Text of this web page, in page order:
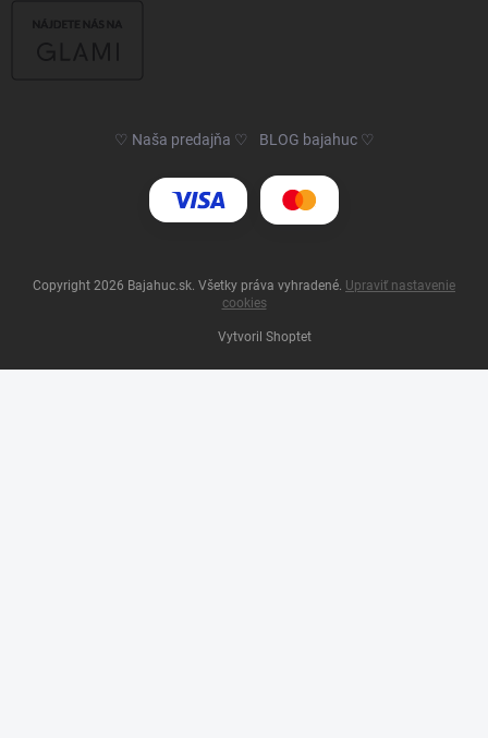
♡ Naša predajňa ♡ BLOG bajahuc ♡
Vytvoril Shoptet
Copyright 2026 Bajahuc.sk . Všetky práva vyhradené. Upraviť nastavenie
cookies